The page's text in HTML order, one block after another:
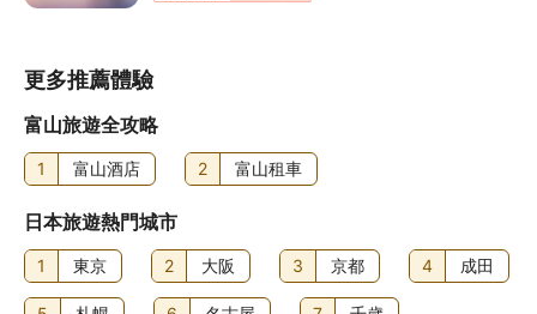
更多推薦體驗
富山旅遊全攻略
1 富山酒店 2 富山租車
日本旅遊熱門城市
1 東京 2 大阪 3 京都 4 成田